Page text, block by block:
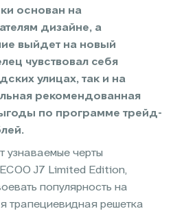
основан на
дизайне, а
выйдет на новый
чувствовал себя
улицах, так и на
рекомендованная
по программе трейд-
узнаваемые черты
J7 Limited Edition,
популярность на
трапециевидная решетка